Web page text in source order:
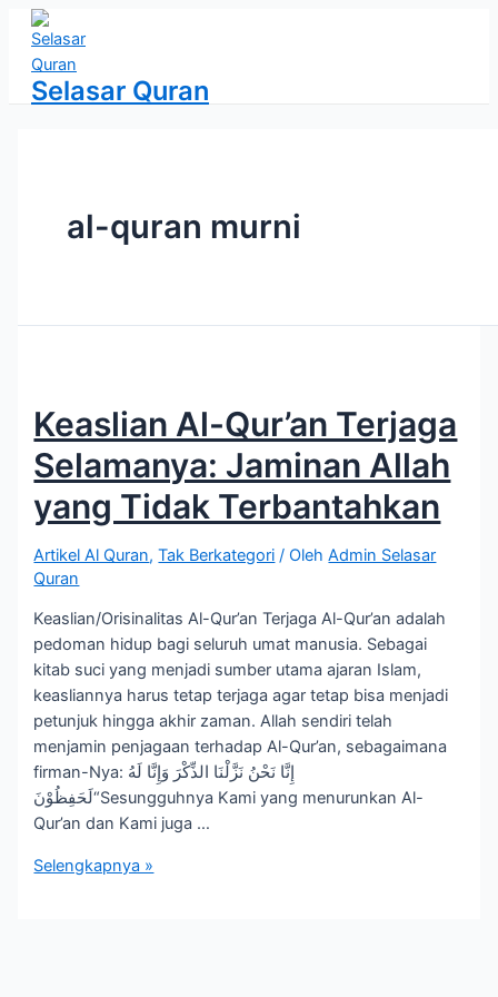
Lewati
konten
Selasar Quran
al-quran murni
Keaslian Al-Qur’an Terjaga
Selamanya: Jaminan Allah
yang Tidak Terbantahkan
Artikel Al Quran,Tak Berkategori / OlehAdmin Selasar
Quran
Keaslian/Orisinalitas Al-Qur’an Terjaga Al-Qur’an adalah
pedoman hidup bagi seluruh umat manusia. Sebagai
kitab suci yang menjadi sumber utama ajaran Islam,
keasliannya harus tetap terjaga agar tetap bisa menjadi
petunjuk hingga akhir zaman. Allah sendiri telah
menjamin penjagaan terhadap Al-Qur’an, sebagaimana
firman-Nya: إِنَّا نَحْنُ نَزَّلْنَا الذِّكْرَ وَإِنَّا لَهُ
لَحَفِظُوْنَ“Sesungguhnya Kami yang menurunkan Al-
Qur’an dan Kami juga …
Keaslian
Selengkapnya »